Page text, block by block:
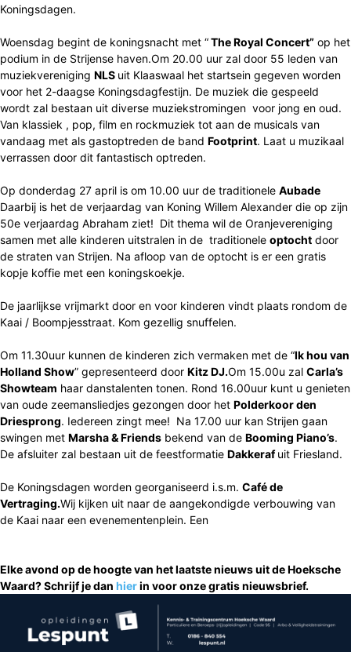
Koningsdagen.
Woensdag begint de koningsnacht met “The Royal Concert” op het
podium in de Strijense haven.Om 20.00 uur zal door 55 leden van
muziekvereniging NLS uit Klaaswaal het startsein gegeven worden
voor het 2-daagse Koningsdagfestijn. De muziek die gespeeld
wordt zal bestaan uit diverse muziekstromingen voor jong en oud.
Van klassiek , pop, film en rockmuziek tot aan de musicals van
vandaag met als gastoptreden de band Footprint. Laat u muzikaal
verrassen door dit fantastisch optreden.
Op donderdag 27 april is om 10.00 uur de traditionele Aubade
Daarbij is het de verjaardag van Koning Willem Alexander die op zijn
50e verjaardag Abraham ziet! Dit thema wil de Oranjevereniging
samen met alle kinderen uitstralen in de traditionele optocht door
de straten van Strijen. Na afloop van de optocht is er een gratis
kopje koffie met een koningskoekje.
De jaarlijkse vrijmarkt door en voor kinderen vindt plaats rondom de
Kaai / Boompjesstraat. Kom gezellig snuffelen.
Om 11.30uur kunnen de kinderen zich vermaken met de “Ik hou van
Holland Show” gepresenteerd door Kitz DJ.Om 15.00u zal Carla’s
Showteam haar danstalenten tonen. Rond 16.00uur kunt u genieten
van oude zeemansliedjes gezongen door het Polderkoor den
Driesprong. Iedereen zingt mee! Na 17.00 uur kan Strijen gaan
swingen met Marsha & Friends bekend van de Booming Piano’s.
De afsluiter zal bestaan uit de feestformatie Dakkerafuit Friesland.
De Koningsdagen worden georganiseerd i.s.m. Café de
Vertraging.Wij kijken uit naar de aangekondigde verbouwing van
de Kaai naar een evenementenplein. Een
Elke avond op de hoogte van het laatste nieuws uit de Hoeksche
Waard? Schrijf je dan hierin voor onze gratis nieuwsbrief.